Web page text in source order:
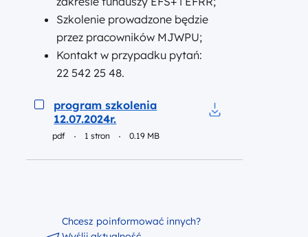
Szkolenie prowadzone będzie
przez pracowników MJWPU;
Kontakt w przypadku pytań:
22 542 25 48.
Podgląd
program szkolenia
12.07.2024r.
pdf 1 stron 0.19 MB
Chcesz poinformować innych?